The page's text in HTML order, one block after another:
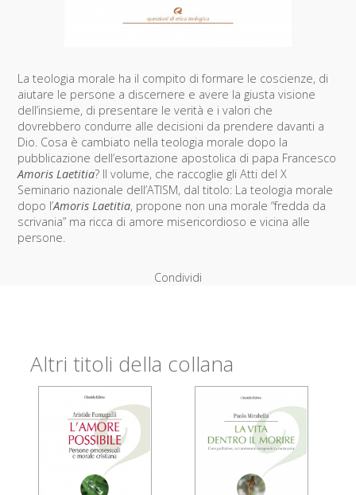
La teologia morale ha il compito di formare le coscienze, di
aiutare le persone a discernere e avere la giusta visione
dell’insieme, di presentare le verità e i valori che
dovrebbero condurre alle decisioni da prendere davanti a
Dio. Cosa è cambiato nella teologia morale dopo la
pubblicazione dell’esortazione apostolica di papa Francesco
Amoris Laetitia? Il volume, che raccoglie gli Atti del X
Seminario nazionale dell’ATISM, dal titolo: La teologia morale
dopo l’Amoris Laetitia, propone non una morale “fredda da
scrivania” ma ricca di amore misericordioso e vicina alle
persone.
Condividi
Altri titoli della collana